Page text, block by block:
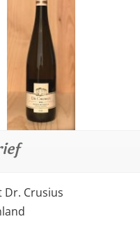
Dr. Crusius